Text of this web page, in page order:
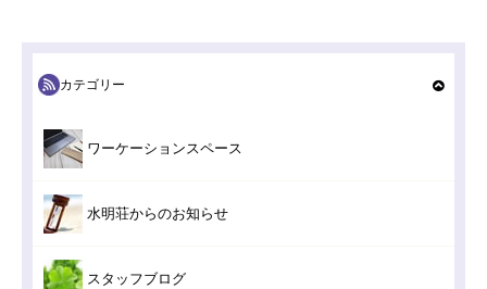
カテゴリー
ワーケーションスペース
水明荘からのお知らせ
スタッフブログ